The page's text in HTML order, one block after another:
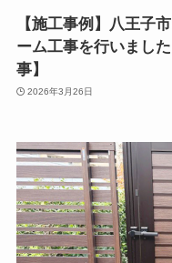
【施工事例】八王子
ーム工事を行いまし
事】
2026年3月26日